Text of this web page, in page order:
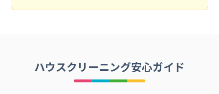
ハウスクリーニング安心ガイド